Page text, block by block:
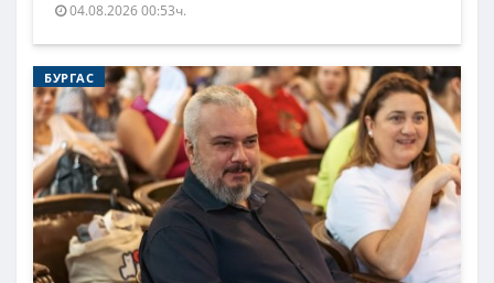
04.08.2026 00:53ч.
БУРГАС